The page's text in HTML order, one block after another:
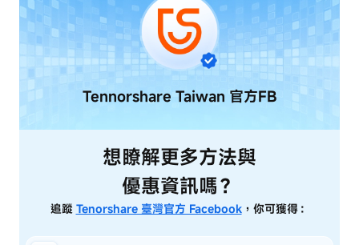
Tennorshare Taiwan 官方FB
想瞭解更多方法與
優惠資訊嗎？
追蹤 Tenorshare 臺灣官方 Facebook，你可獲得：